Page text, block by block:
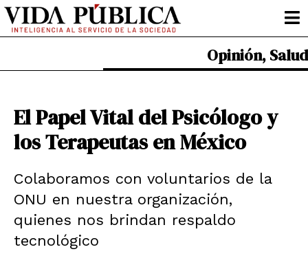
Ir
contenido
Opinión, Salud
El Papel Vital del Psicólogo y
los Terapeutas en México
Colaboramos con voluntarios de la
ONU en nuestra organización,
quienes nos brindan respaldo
tecnológico